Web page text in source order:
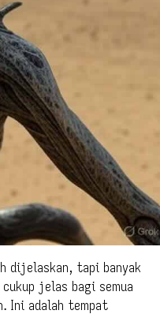
dijelaskan, tapi banyak
jelas bagi semua
Ini adalah tempat